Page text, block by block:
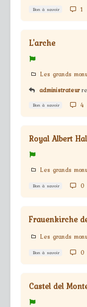
Bon à savoir 1
L'arche
Les grands
administrateur
Bon à savoir 4
Royal Albert
Les grands
Bon à savoir 0
Frauenkirche
Les grands
Bon à savoir 0
Castel del